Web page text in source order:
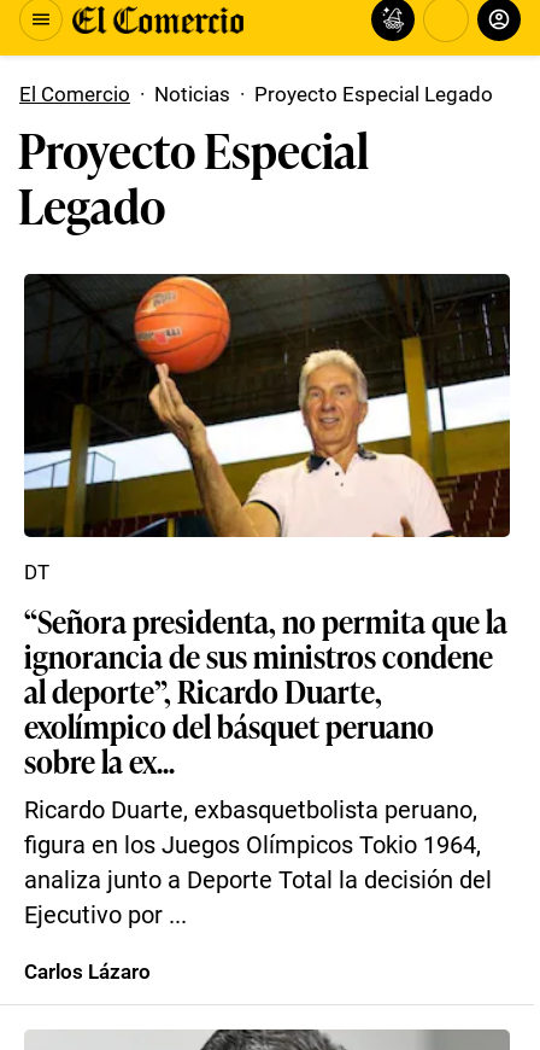
El Comercio · Noticias · Proyecto Especial Legado
Proyecto Especial
Legado
“Señora presidenta, no permita que la
ignorancia de sus ministros condene
al deporte”, Ricardo Duarte,
exolímpico del básquet peruano
sobre la ex...
Ricardo Duarte, exbasquetbolista peruano,
figura en los Juegos Olímpicos Tokio 1964,
analiza junto a Deporte Total la decisión del
Ejecutivo por ...
DT
Carlos Lázaro